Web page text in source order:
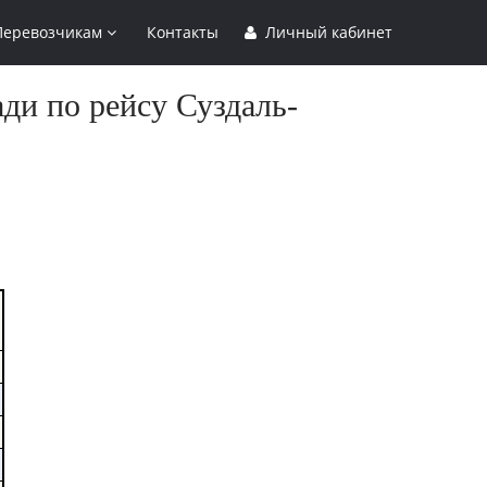
Контакты Личный кабинет
по рейсу Суздаль-